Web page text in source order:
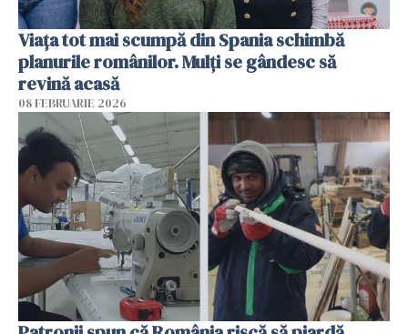
Viața tot mai scumpă din Spania schimbă
planurile românilor. Mulți se gândesc să
revină acasă
08 FEBRUARIE 2026